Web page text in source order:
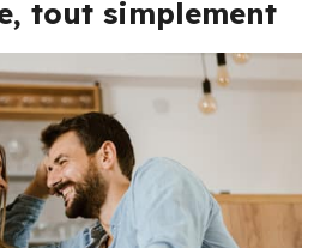
tout simplement